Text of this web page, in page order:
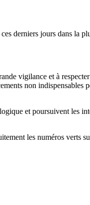
derniers jours dans la
vigilance et à
non indispensables
et poursuivent les
les numéros verts